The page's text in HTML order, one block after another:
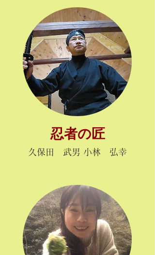
忍者の匠
久保田 武男 小林 弘幸